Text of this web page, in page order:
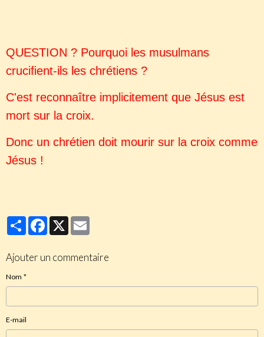
QUESTION ? Pourquoi les musulmans
crucifient-ils les chrétiens ?
C'est reconnaître implicitement que Jésus est
mort sur la croix.
Donc un chrétien doit mourir sur la croix comme
Jésus !
PartagerFacebook
X
Ajouter un commentaire
Nom
E-mail